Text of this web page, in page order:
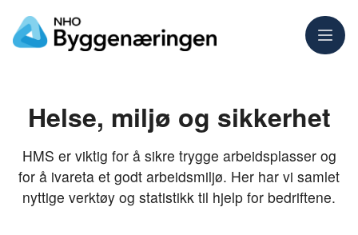
Meny
Helse, miljø og sikkerhet
HMS er viktig for å sikre trygge arbeidsplasser og
for å ivareta et godt arbeidsmiljø. Her har vi samlet
nyttige verktøy og statistikk til hjelp for bedriftene.